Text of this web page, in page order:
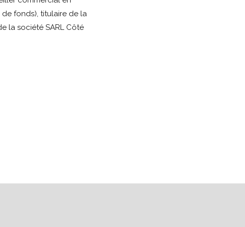
de fonds), titulaire de la
la société SARL Côté